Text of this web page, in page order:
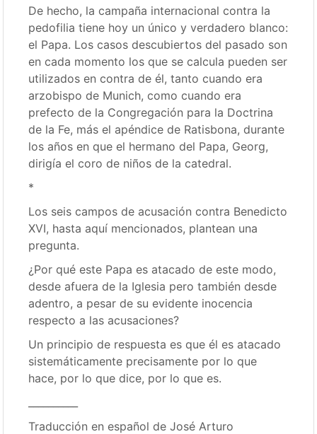
De hecho, la campaña internacional contra la
pedofilia tiene hoy un único y verdadero blanco:
el Papa. Los casos descubiertos del pasado son
en cada momento los que se calcula pueden ser
utilizados en contra de él, tanto cuando era
arzobispo de Munich, como cuando era
prefecto de la Congregación para la Doctrina
de la Fe, más el apéndice de Ratisbona, durante
los años en que el hermano del Papa, Georg,
dirigía el coro de niños de la catedral.
*
Los seis campos de acusación contra Benedicto
XVI, hasta aquí mencionados, plantean una
pregunta.
¿Por qué este Papa es atacado de este modo,
desde afuera de la Iglesia pero también desde
adentro, a pesar de su evidente inocencia
respecto a las acusaciones?
Un principio de respuesta es que él es atacado
sistemáticamente precisamente por lo que
hace, por lo que dice, por lo que es.
Traducción en español de José Arturo